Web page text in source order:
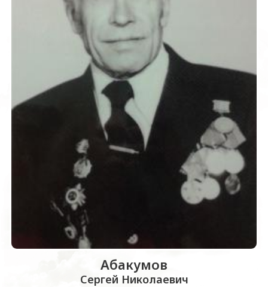
Абакумов
Сергей Николаевич